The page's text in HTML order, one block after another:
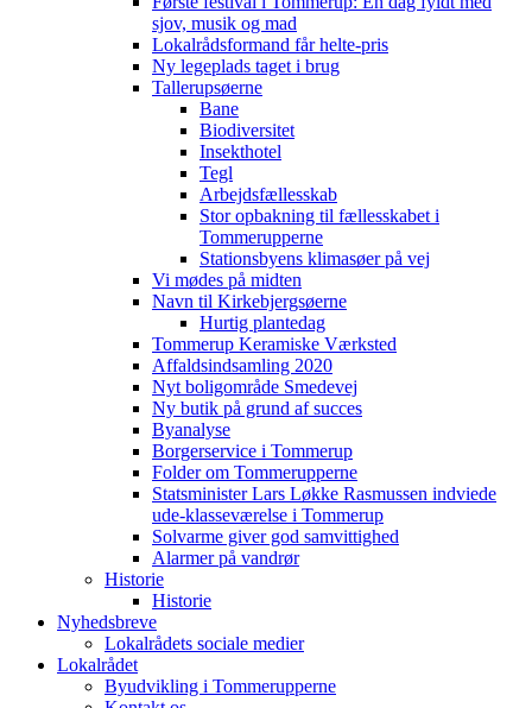
sjov, musik og mad
Lokalrådsformand får helte-pris
Ny legeplads taget i brug
Tallerupsøerne
Bane
Biodiversitet
Insekthotel
Tegl
Arbejdsfællesskab
Stor opbakning til fællesskabet i
Tommerupperne
Stationsbyens klimasøer på vej
Vi mødes på midten
Navn til Kirkebjergsøerne
Hurtig plantedag
Tommerup Keramiske Værksted
Affaldsindsamling 2020
Nyt boligområde Smedevej
Ny butik på grund af succes
Byanalyse
Borgerservice i Tommerup
Folder om Tommerupperne
Statsminister Lars Løkke Rasmussen indviede
ude-klasseværelse i Tommerup
Solvarme giver god samvittighed
Alarmer på vandrør
Historie
Historie
Nyhedsbreve
Lokalrådets sociale medier
Lokalrådet
Byudvikling i Tommerupperne